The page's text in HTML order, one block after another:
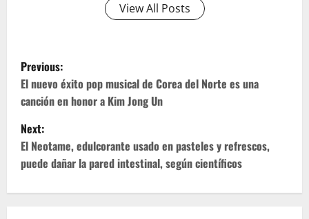
View All Posts
P
o
s
t
n
Previous:
El nuevo éxito pop musical de Corea del Norte es una
canción en honor a Kim Jong Un
Next:
El Neotame, edulcorante usado en pasteles y refrescos,
puede dañar la pared intestinal, según científicos